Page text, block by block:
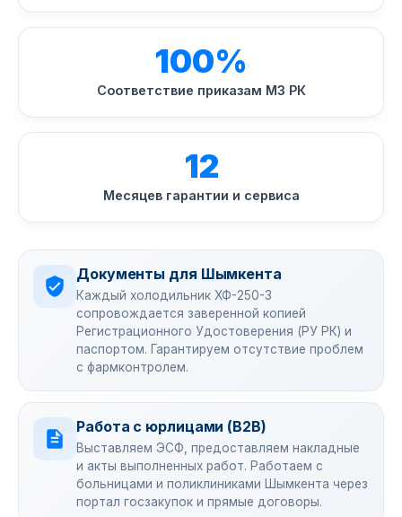
100%
Соответствие приказам МЗ РК
12
Месяцев гарантии и сервиса
Документы для Шымкента
Каждый холодильник ХФ-250-3
сопровождается заверенной копией
Регистрационного Удостоверения (РУ РК) и
паспортом. Гарантируем отсутствие проблем
с фармконтролем.
Работа с юрлицами (B2B)
Выставляем ЭСФ, предоставляем накладные
и акты выполненных работ. Работаем с
больницами и поликлиниками Шымкента через
портал госзакупок и прямые договоры.